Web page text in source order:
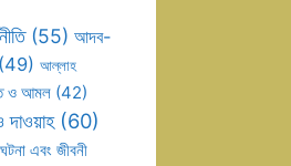
(55) আদব-
আল্লাহ
ও আমল (42)
(60)
এবং জীবনী